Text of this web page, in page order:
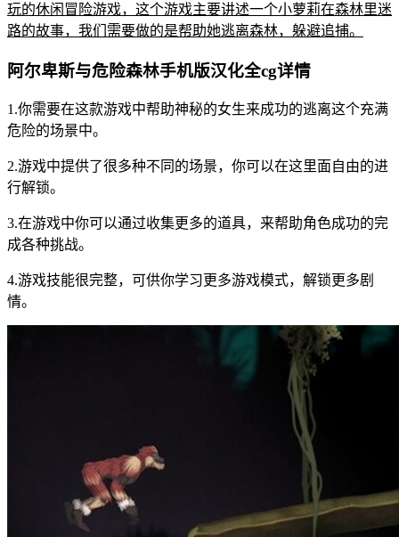
玩的休闲冒险游戏，这个游戏主要讲述一个小萝莉在森林里迷
路的故事，我们需要做的是帮助她逃离森林，躲避追捕。
阿尔卑斯与危险森林手机版汉化全cg详情
1.你需要在这款游戏中帮助神秘的女生来成功的逃离这个充满
危险的场景中。
2.游戏中提供了很多种不同的场景，你可以在这里面自由的进
行解锁。
3.在游戏中你可以通过收集更多的道具，来帮助角色成功的完
成各种挑战。
4.游戏技能很完整，可供你学习更多游戏模式，解锁更多剧
情。